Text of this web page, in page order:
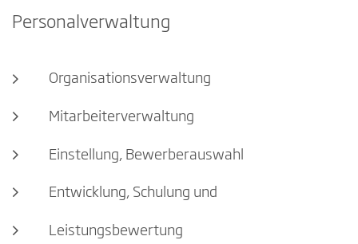
Personalverwaltung
Organisationsverwaltung
Mitarbeiterverwaltung
Einstellung, Bewerberauswahl
Entwicklung, Schulung und
Leistungsbewertung